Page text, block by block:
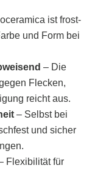
ist frost-
und Form bei
– Die
Flecken,
reicht aus.
– Selbst bei
und sicher
Flexibilität für